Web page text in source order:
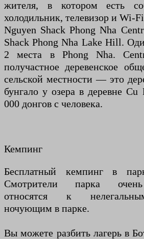
жителя, в котором есть
холодильник, телевизор и Wi-
Nguyen Shack Phong Nha
Shack Phong Nha Lake Hill.
2 места в Phong Nha.
получастное деревенское
сельской местности — это
бунгало у озера в деревне
000 донгов с человека.
Кемпинг
Бесплатный кемпинг в
Смотрители парка очень
относятся к
ночующим в парке.
Вы можете разбить лагерь в